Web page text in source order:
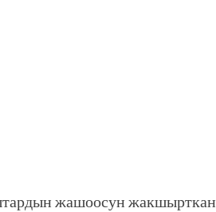
жашоосун жакшырткан